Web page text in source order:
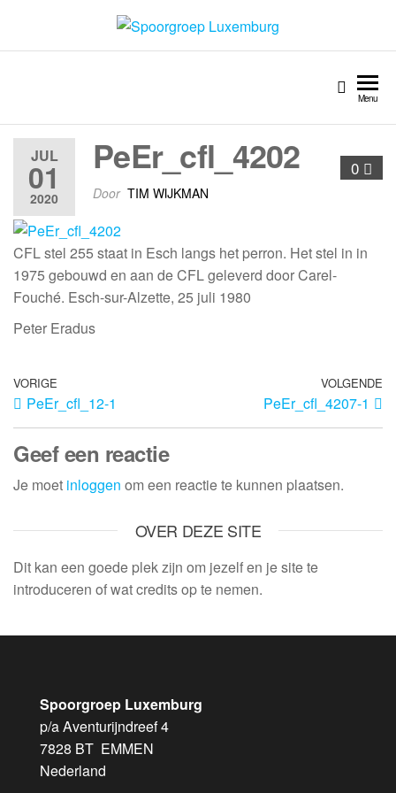
Spoorgroep Luxemburg
Menu
JUL
01
2020
0
PeEr_cfl_4202
Door TIM WIJKMAN
CFL stel 255 staat in Esch langs het perron. Het stel in in
1975 gebouwd en aan de CFL geleverd door Carel-
Fouché. Esch-sur-Alzette, 25 juli 1980
Peter Eradus
VORIGE
PeEr_cfl_12-1
VOLGENDE
PeEr_cfl_4207-1
Geef een reactie
Je moet inloggen om een reactie te kunnen plaatsen.
OVER DEZE SITE
Dit kan een goede plek zijn om jezelf en je site te
introduceren of wat credits op te nemen.
Spoorgroep Luxemburg
p/a Aventurijndreef 4
7828 BT EMMEN
Nederland